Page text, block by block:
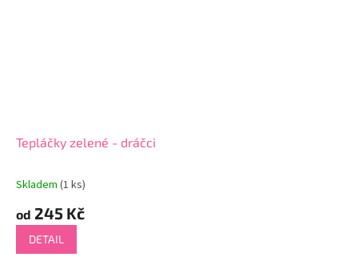
Tepláčky zelené - dráčci
Skladem (1 ks)
od 245 Kč
DETAIL